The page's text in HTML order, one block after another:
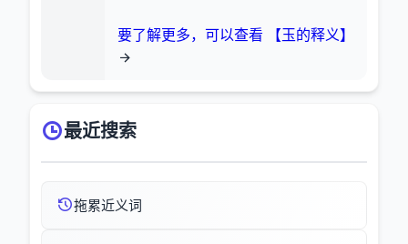
要了解更多，可以查看 【玉的释义】
最近搜索
拖累近义词